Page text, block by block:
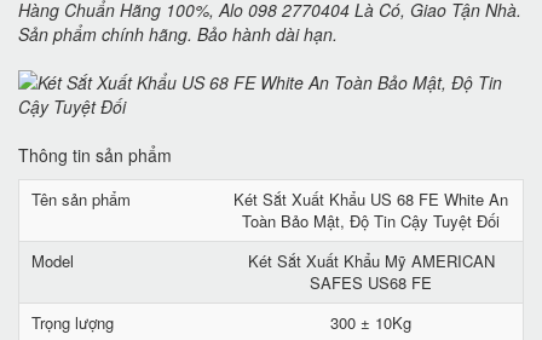
Hàng Chuẩn Hãng 100%, Alo 098 2770404 Là Có, Giao Tận Nhà.
Sản phẩm chính hãng. Bảo hành dài hạn.
Thông tin sản phẩm
Tên sản phẩm
Két Sắt Xuất Khẩu US 68 FE White An
Toàn Bảo Mật, Độ Tin Cậy Tuyệt Đối
Model
Két Sắt Xuất Khẩu Mỹ AMERICAN
SAFES US68 FE
Trọng lượng
300 ± 10Kg